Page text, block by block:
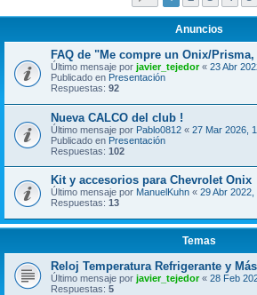
Anuncios
FAQ de "Me compre un Onix/
Último mensaje por javier_tejedor« 23 Abr
Publicado en Presentación
Respuestas: 92
Nueva CALCO del club !
Último mensaje por Pablo0812 « 27 Mar 2026,
Publicado en Presentación
Respuestas: 102
Kit y accesorios para Chevrolet Onix
Último mensaje por ManuelKuhn « 29 Abr 2022,
Respuestas: 13
Temas
Reloj Temperatura Refrigerante y
Último mensaje por javier_tejedor« 28 Feb
Respuestas: 5